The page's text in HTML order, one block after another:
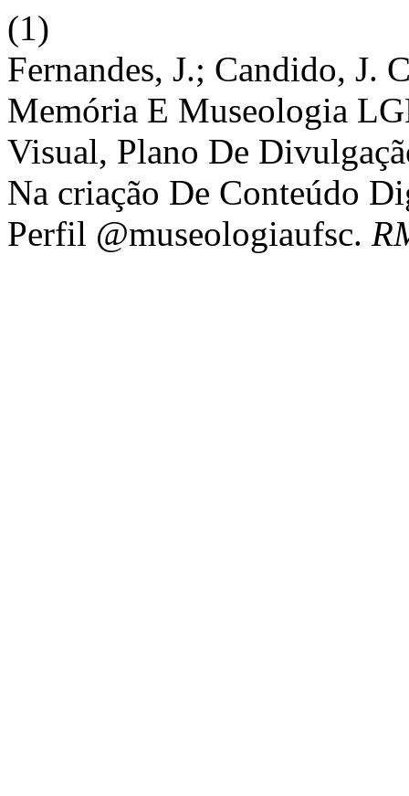
(1)
Fernandes, J.; Candido, J.
Memória E Museologia
Visual, Plano De
Na criação De Conteúdo
Perfil @museologiaufsc.